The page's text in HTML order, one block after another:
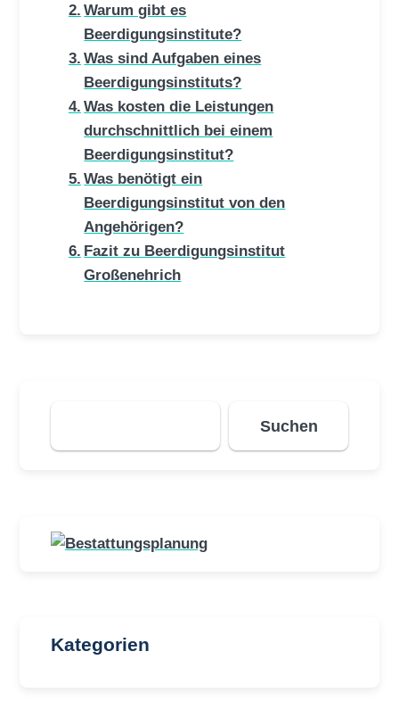
Warum gibt es
Beerdigungsinstitute?
Was sind Aufgaben eines
Beerdigungsinstituts?
Was kosten die Leistungen
durchschnittlich bei einem
Beerdigungsinstitut?
Was benötigt ein
Beerdigungsinstitut von den
Angehörigen?
Fazit zu Beerdigungsinstitut
Großenehrich
Suchen
Suchen
Kategorien